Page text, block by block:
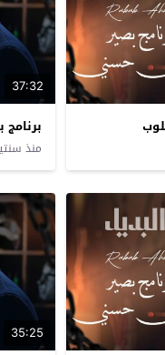
37:32
برنامج
منذ
35:25